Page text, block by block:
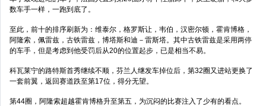
数车手一样，一跑到底了。
至此，前十的排序刷新为：维泰尔，格罗斯让，韦伯，汉密尔顿，霍肯博格，
阿隆索，佩雷兹，古铁雷兹，博塔斯和迪－雷斯塔。其中古铁雷兹是采用两停
的车手，但是考虑到他受罚后从20的位置起步，已是相当不易。
科瓦莱宁的路特斯首秀继续不顺，芬兰人继发车掉位后，第32圈又进站更换了
一套前翼，返回赛道跌至第17位，得分无望。
第44圈，阿隆索超越霍肯博格升至第五，为沉闷的比赛注入了少有的看点。